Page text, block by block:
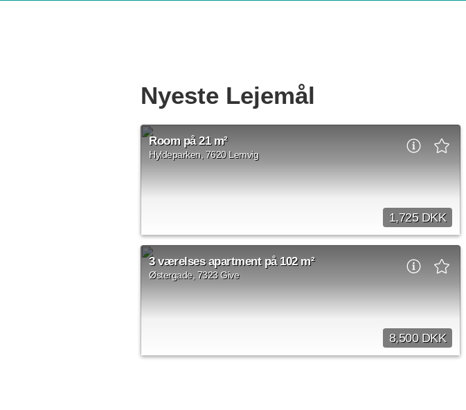
Nyeste Lejemål
Room på 21 m²
Hyldeparken, 7620 Lemvig
1,725 DKK
1 rms. 21 m² by appointment
3 værelses apartment på 102 m²
Østergade, 7323 Give
8,500 DKK